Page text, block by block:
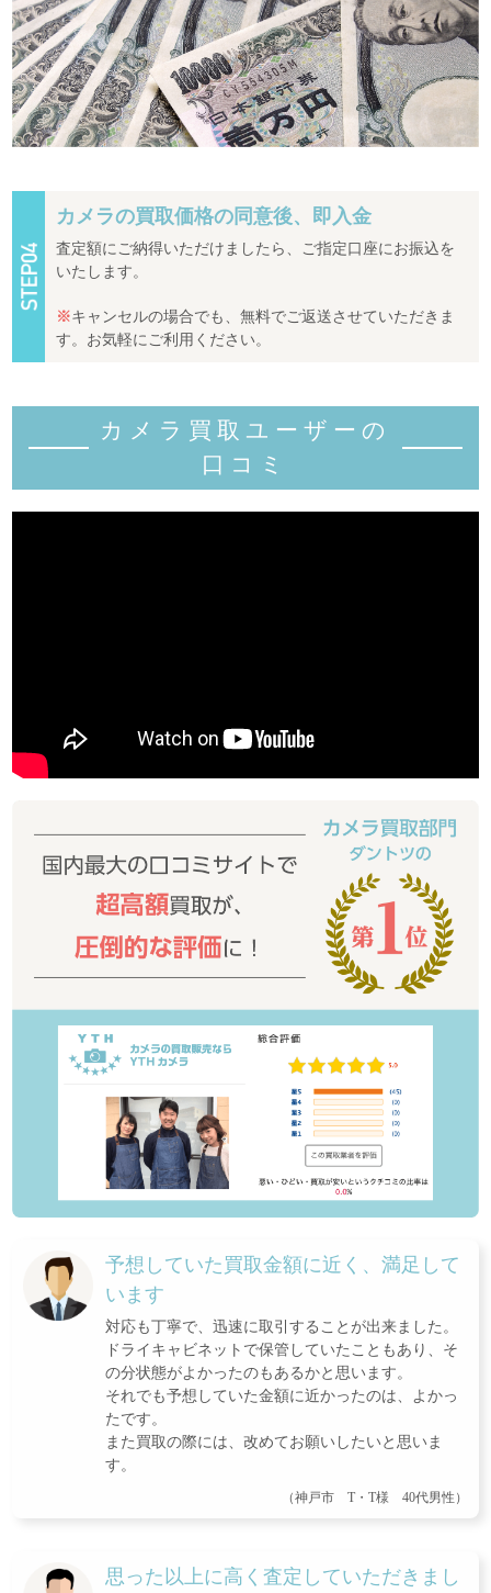
カメラの買取価格の同意後、即入金
査定額にご納得いただけましたら、ご指定口座にお振込を
いたします。
※キャンセルの場合でも、無料でご返送させていただきま
す。お気軽にご利用ください。
カメラ買取ユーザーの
口コミ
予想していた買取金額に近く、満足して
います
対応も丁寧で、迅速に取引することが出来ました。
ドライキャビネットで保管していたこともあり、そ
の分状態がよかったのもあるかと思います。
それでも予想していた金額に近かったのは、よかっ
たです。
また買取の際には、改めてお願いしたいと思いま
す。
（神戸市 T・T様 40代男性）
思った以上に高く査定していただきまし